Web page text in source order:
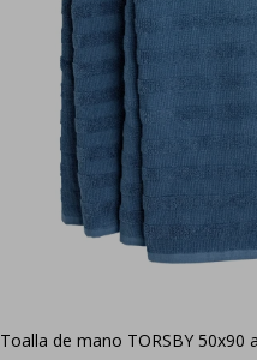
Toalla de mano TORSBY 50x90